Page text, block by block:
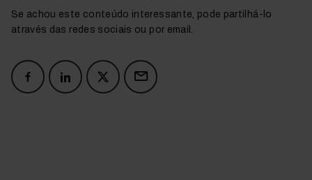
Se achou este conteúdo interessante, pode partilhá-lo
através das redes sociais ou por email.